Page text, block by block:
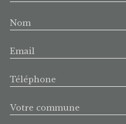
Nom
Email
Téléphone
Votre commune